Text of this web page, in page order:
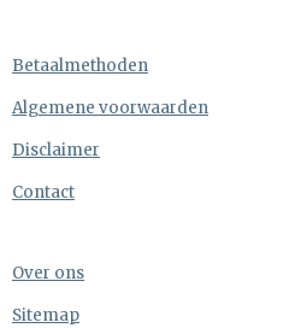
Betaalmethoden
Algemene voorwaarden
Disclaimer
Contact
Over ons
Sitemap